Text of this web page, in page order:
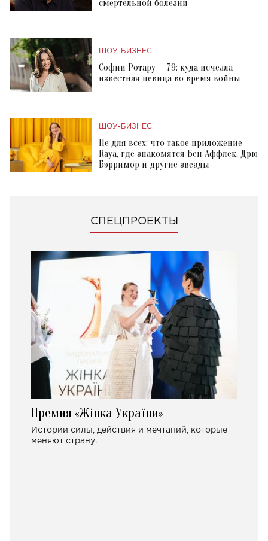
смертельной болезни
ШОУ-БИЗНЕС
Софии Ротару — 79: куда исчезла
известная певица во время войны
ШОУ-БИЗНЕС
Не для всех: что такое приложение
Raya, где знакомятся Бен Аффлек, Дрю
Бэрримор и другие звезды
СПЕЦПРОЕКТЫ
Премия «Жінка України»
Истории силы, действия и мечтаний, которые
меняют страну.